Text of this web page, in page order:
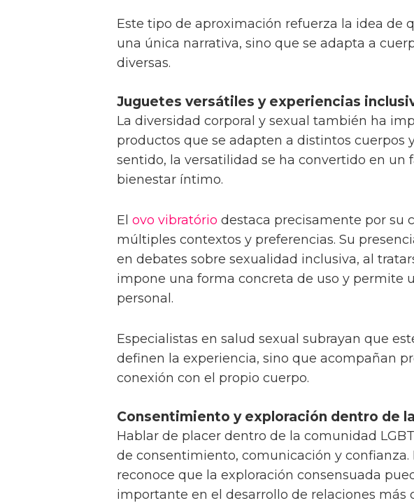
Este tipo de aproximación refuerza la idea de
una única narrativa, sino que se adapta a
diversas.
Juguetes versátiles y experiencias
La diversidad corporal y sexual también ha
productos que se adapten a distintos cuerpos
sentido, la versatilidad se ha convertido en un
bienestar íntimo.
El ovo vibratório destaca precisamente por su
múltiples contextos y preferencias. Su
en debates sobre sexualidad inclusiva, al
impone una forma concreta de uso y permite
personal.
Especialistas en salud sexual subrayan que
definen la experiencia, sino que acompañan
conexión con el propio cuerpo.
Consentimiento y exploración dentro de
Hablar de placer dentro de la comunidad
de consentimiento, comunicación y
reconoce que la exploración consensuada
importante en el desarrollo de relaciones más